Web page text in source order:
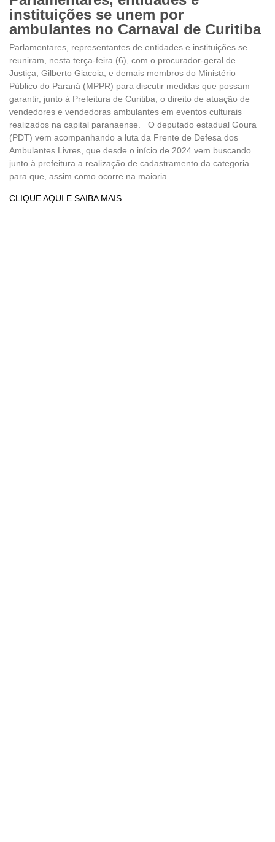
instituições se unem por
ambulantes no Carnaval de Curitiba
Parlamentares, representantes de entidades e instituições se
reuniram, nesta terça-feira (6), com o procurador-geral de
Justiça, Gilberto Giacoia, e demais membros do Ministério
Público do Paraná (MPPR) para discutir medidas que possam
garantir, junto à Prefeitura de Curitiba, o direito de atuação de
vendedores e vendedoras ambulantes em eventos culturais
realizados na capital paranaense. O deputado estadual Goura
(PDT) vem acompanhando a luta da Frente de Defesa dos
Ambulantes Livres, que desde o início de 2024 vem buscando
junto à prefeitura a realização de cadastramento da categoria
para que, assim como ocorre na maioria
CLIQUE AQUI E SAIBA MAIS